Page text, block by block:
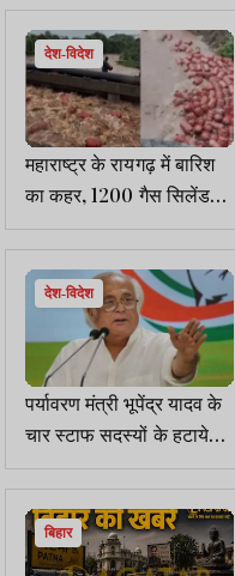
देश-विदेश
महाराष्ट्र के रायगढ़ में बारिश
का कहर, 1200 गैस सिलेंडर
कागज की नाव की तरह नदी में
बहे
देश-विदेश
पर्यावरण मंत्री भूपेंद्र यादव के
चार स्टाफ सदस्यों के हटाये
जाने को कांग्रेस ने घोटाले से
जोड़ा
बिहार